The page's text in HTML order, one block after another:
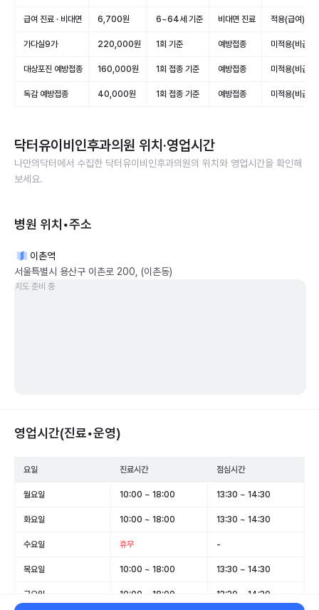
급여 진료 · 비대면 6,700원 6~64세 기준 비대면 진료 적용(급여)
가다실9가 220,000원 1회 기준 예방접종 미적용(비급여)
대상포진 예방접종 160,000원 1회 접종 기준 예방접종 미적용(비급여)
독감 예방접종 40,000원 1회 접종 기준 예방접종 미적용(비급여)
닥터유이비인후과의원 위치·영업시간
나만의닥터에서 수집한 닥터유이비인후과의원의 위치와 영업시간을 확인해
보세요.
병원 위치•주소
이촌역
서울특별시 용산구 이촌로 200, (이촌동)
지도 준비 중
영업시간(진료•운영)
요일 진료시간 점심시간
월요일 10:00 ~ 18:00 13:30 ~ 14:30
화요일 10:00 ~ 18:00 13:30 ~ 14:30
수요일 휴무 -
목요일 10:00 ~ 18:00 13:30 ~ 14:30
금요일 10:00 ~ 18:00 13:30 ~ 14:30